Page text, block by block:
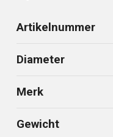
Artikelnummer
Diameter
Merk
Gewicht